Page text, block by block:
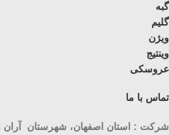
گبه
گلیم
ویژن
وینتیج
عروسکی
تماس با ما
شرکت : استان اصفهان، شهرستان آران